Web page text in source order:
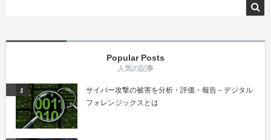
Popular Posts
サイバー攻撃の被害を分析・評価・報告－デジタル
フォレンジックスとは